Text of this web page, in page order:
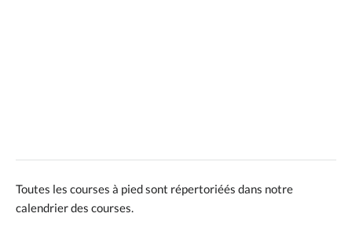
Toutes les courses à pied sont répertoriéés dans notre
calendrier des courses.